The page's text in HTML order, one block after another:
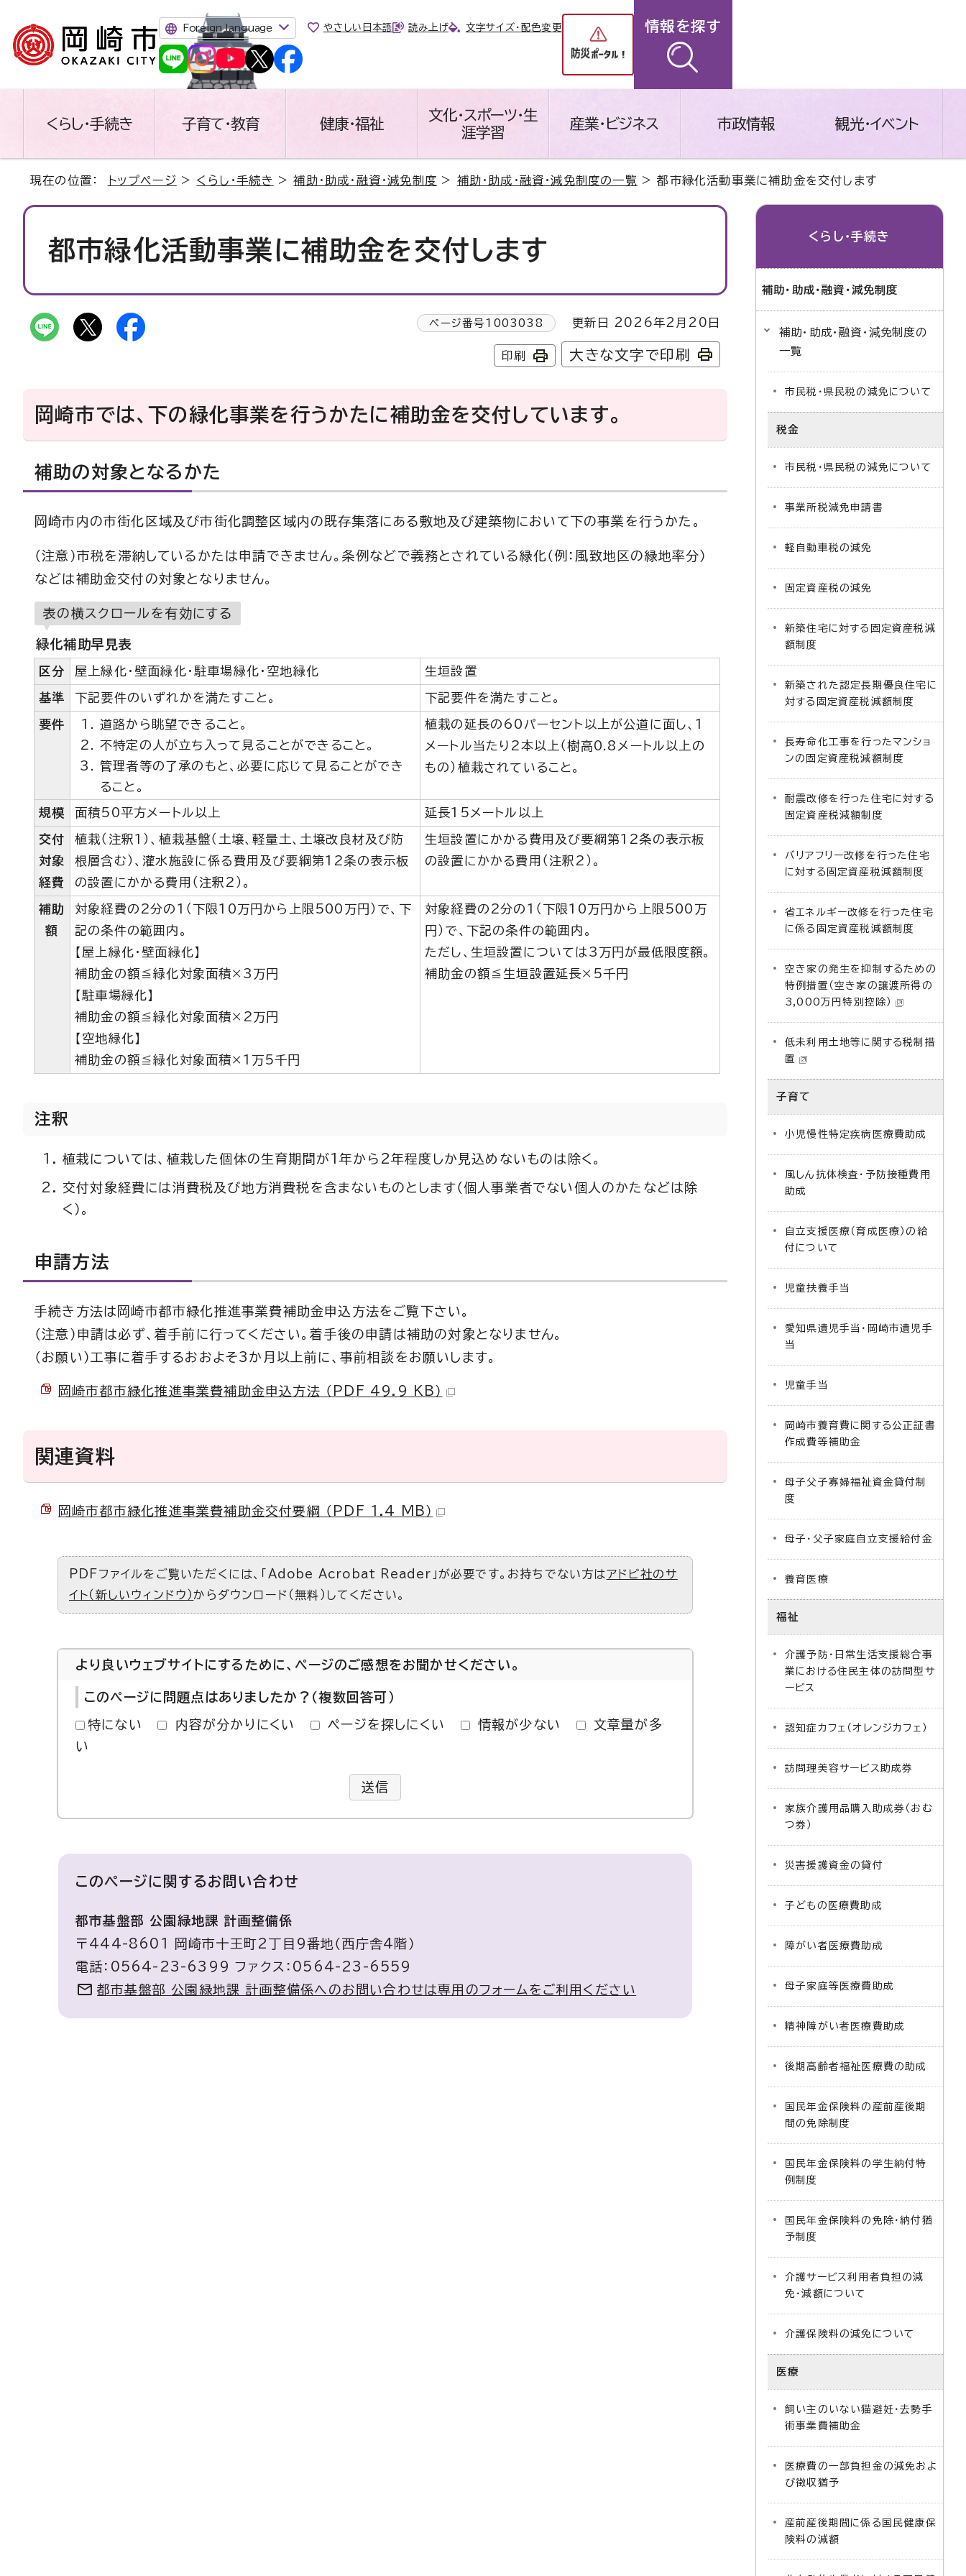
Foreign language やさしい日本語 読み上げ 文字サイズ・配色変更 情報を探す
くらし・手続き 子育て・教育 健康・福祉
文化・スポーツ・生
涯学習
産業・ビジネス 市政情報 観光・イベント
現在の位置： トップページ > くらし・手続き >補助・助成・融資・減免制度 > 補助・助成・融資・減免制度の一覧 > 都市緑化活動事業に補助金を交付します
都市緑化活動事業に補助金を交付します
ページ番号 1003038 更新日 2026年2月20日
印刷 大きな文字で印刷
岡崎市では、下の緑化事業を行うかたに補助金を交付しています。
補助の対象となるかた
岡崎市内の市街化区域及び市街化調整区域内の既存集落にある敷地及び建築物において下の事業を行うかた。
（注意）市税を滞納しているかたは申請できません。条例などで義務とされている緑化（例：風致地区の緑地率分）
などは補助金交付の対象となりません。
表の横スクロールを有効にする
緑化補助早見表
区分 屋上緑化・壁面緑化・駐車場緑化・空地緑化 生垣設置
基準 下記要件のいずれかを満たすこと。 下記要件を満たすこと。
要件
道路から眺望できること。
不特定の人が立ち入って見ることができること。
管理者等の了承のもと、必要に応じて見ることができ
ること。
植栽の延長の60パーセント以上が公道に面し、1
メートル当たり2本以上（樹高0.8メートル以上の
もの）植栽されていること。
規模 面積50平方メートル以上 延長15メートル以上
交付
対象
経費
植栽（注釈1）、植栽基盤（土壌、軽量土、土壌改良材及び防
根層含む）、灌水施設に係る費用及び要綱第12条の表示板
の設置にかかる費用（注釈2）。
生垣設置にかかる費用及び要綱第12条の表示板
の設置にかかる費用（注釈2）。
補助
額
対象経費の2分の1（下限10万円から上限500万円）で、下
記の条件の範囲内。
【屋上緑化・壁面緑化】
補助金の額≦緑化対象面積×3万円
【駐車場緑化】
補助金の額≦緑化対象面積×2万円
【空地緑化】
補助金の額≦緑化対象面積×1万5千円
対象経費の2分の1（下限10万円から上限500万
円）で、下記の条件の範囲内。
ただし、生垣設置については3万円が最低限度額。
補助金の額≦生垣設置延長×5千円
注釈
植栽については、植栽した個体の生育期間が1年から2年程度しか見込めないものは除く。
交付対象経費には消費税及び地方消費税を含まないものとします（個人事業者でない個人のかたなどは除
く）。
申請方法
手続き方法は岡崎市都市緑化推進事業費補助金申込方法をご覧下さい。
（注意）申請は必ず、着手前に行ってください。着手後の申請は補助の対象となりません。
（お願い）工事に着手するおおよそ3か月以上前に、事前相談をお願いします。
岡崎市都市緑化推進事業費補助金申込方法 （PDF 49.9 KB）
関連資料
岡崎市都市緑化推進事業費補助金交付要綱 （PDF 1.4 MB）
PDFファイルをご覧いただくには、「Adobe Acrobat Reader」が必要です。お持ちでない方はアドビ社のサ
イト（新しいウィンドウ）からダウンロード（無料）してください。
より良いウェブサイトにするために、ページのご感想をお聞かせください。
このページに問題点はありましたか？（複数回答可）
特にない 内容が分かりにくい ページを探しにくい 情報が少ない
文章量が多
い
送信
このページに関するお問い合わせ
都市基盤部 公園緑地課 計画整備係
〒444-8601 岡崎市十王町2丁目9番地（西庁舎4階）
電話：0564-23-6399 ファクス：0564-23-6559
都市基盤部 公園緑地課 計画整備係へのお問い合わせは専用のフォームをご利用ください
くらし・手続き
補助・助成・融資・減免制度
補助・助成・融資・減免制度の
一覧
市民税・県民税の減免について
税金
市民税・県民税の減免について
事業所税減免申請書
軽自動車税の減免
固定資産税の減免
新築住宅に対する固定資産税減
額制度
新築された認定長期優良住宅に
対する固定資産税減額制度
長寿命化工事を行ったマンショ
ンの固定資産税減額制度
耐震改修を行った住宅に対する
固定資産税減額制度
バリアフリー改修を行った住宅
に対する固定資産税減額制度
省エネルギー改修を行った住宅
に係る固定資産税減額制度
空き家の発生を抑制するための
特例措置（空き家の譲渡所得の
3,000万円特別控除）
低未利用土地等に関する税制措
置
子育て
小児慢性特定疾病医療費助成
風しん抗体検査・予防接種費用
助成
自立支援医療（育成医療）の給
付について
児童扶養手当
愛知県遺児手当・岡崎市遺児手
当
児童手当
岡崎市養育費に関する公正証書
作成費等補助金
母子父子寡婦福祉資金貸付制
度
母子・父子家庭自立支援給付金
養育医療
福祉
介護予防・日常生活支援総合事
業における住民主体の訪問型サ
ービス
認知症カフェ（オレンジカフェ）
訪問理美容サービス助成券
家族介護用品購入助成券（おむ
つ券）
災害援護資金の貸付
子どもの医療費助成
障がい者医療費助成
母子家庭等医療費助成
精神障がい者医療費助成
後期高齢者福祉医療費の助成
国民年金保険料の産前産後期
間の免除制度
国民年金保険料の学生納付特
例制度
国民年金保険料の免除・納付猶
予制度
介護サービス利用者負担の減
免・減額について
介護保険料の減免について
医療
飼い主のいない猫避妊・去勢手
術事業費補助金
医療費の一部負担金の減免およ
び徴収猶予
産前産後期間に係る国民健康保
険料の減額